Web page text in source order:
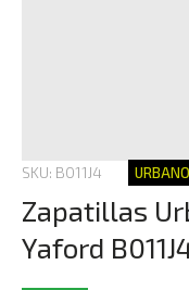
SKU: B011J4 URBANO
Zapatillas
Yaford